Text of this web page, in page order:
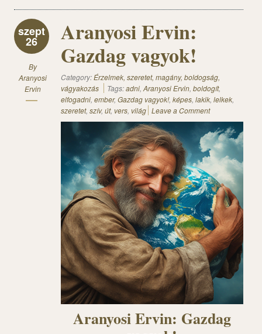
szept
26
By
Aranyosi
Ervin
Aranyosi Ervin:
Gazdag vagyok!
Category:Érzelmek, szeretet, magány, boldogság,
vágyakozás
Tags:adni, Aranyosi Ervin, boldogít,
elfogadni, ember, Gazdag vagyok!, képes, lakik, lelkek,
szeretet, szív, út, vers, világ Leave a Comment
Aranyosi Ervin: Gazdag